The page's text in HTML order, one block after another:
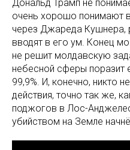
Дональд Трамп не
очень хорошо понимают
через Джареда Кушнера,
вводят в его ум. Конец
не решит молдавскую
небесной сферы поразит
99,9%. И, конечно, никто
действия, точно так же,
поджогов в Лос-
убийством на Земле